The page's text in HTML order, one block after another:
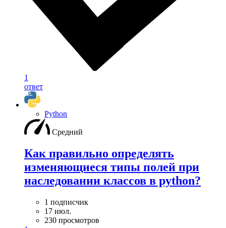
1
ответ
Python
Средний
Как правильно определять
изменяющиеся типы полей при
наследовании классов в python?
1 подписчик
17 июл.
230 просмотров